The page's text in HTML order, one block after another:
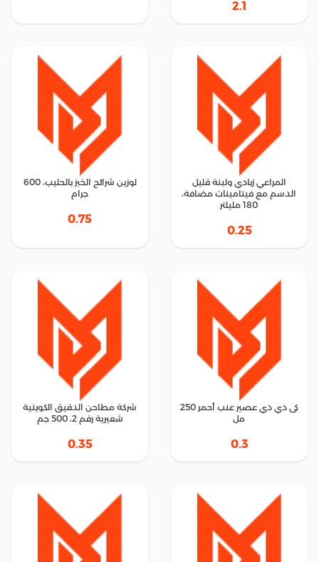
2.1
المراعي زبادي ولبنة قليل
الدسم مع فيتامينات مضافة،
180 مليلتر
0.25
لوزين شرائح الخبز بالحليب، 600
جرام
0.75
كى دي دي عصير عنب أحمر 250
مل
0.3
شركة مطاحن الدقيق الكويتية
شعيرية رقم 2، 500 جم
0.35